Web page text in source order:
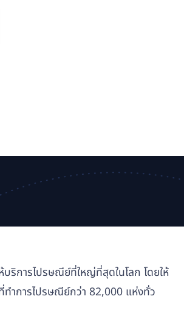
ริการไปรษณีย์ที่ใหญ่ที่สุดในโลก โดยให้
ทำการไปรษณีย์กว่า 82,000 แห่งทั่ว